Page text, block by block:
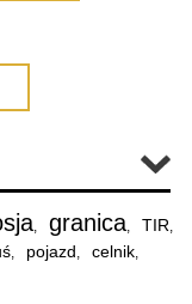
, granica, TIR,
, pojazd, celnik,